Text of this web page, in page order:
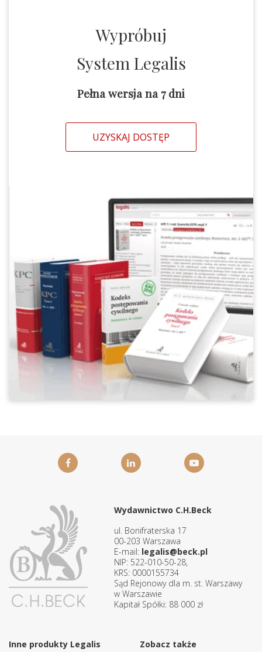
Wypróbuj
System Legalis
Pełna wersja na 7 dni
UZYSKAJ DOSTĘP
Wydawnictwo C.H.Beck
ul. Bonifraterska 17
00-203 Warszawa
E-mail: legalis@beck.pl
NIP: 522-010-50-28,
KRS: 0000155734
Sąd Rejonowy dla m. st. Warszawy
w Warszawie
Kapitał Spółki: 88 000 zł
Inne produkty Legalis Zobacz także